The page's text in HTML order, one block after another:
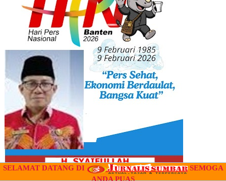
SELAMAT DATANG DI
SEMOGA
ANDA PUAS